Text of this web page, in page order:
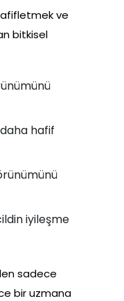
ve
bitkisel
hafif
iyileşme
sadece
bir uzmana